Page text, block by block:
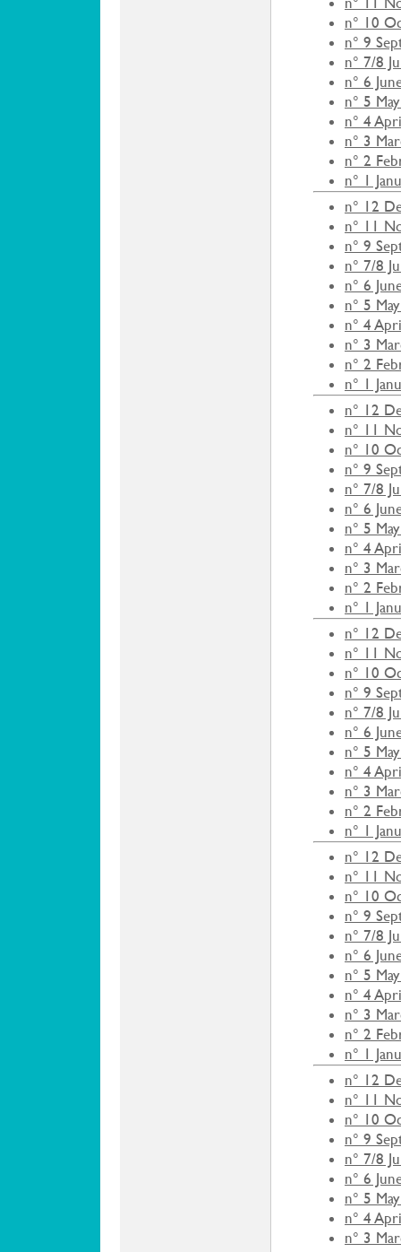
n° 10
n° 9
n° 7/8
n° 6
n° 5
n° 4
n° 3
n° 2
n° 1
n° 12
n° 11
n° 9
n° 7/8
n° 6
n° 5
n° 4
n° 3
n° 2
n° 1
n° 12
n° 11
n° 10
n° 9
n° 7/8
n° 6
n° 5
n° 4
n° 3
n° 2
n° 1
n° 12
n° 11
n° 10
n° 9
n° 7/8
n° 6
n° 5
n° 4
n° 3
n° 2
n° 1
n° 12
n° 11
n° 10
n° 9
n° 7/8
n° 6
n° 5
n° 4
n° 3
n° 2
n° 1
n° 12
n° 11
n° 10
n° 9
n° 7/8
n° 6
n° 5
n° 4
n° 3